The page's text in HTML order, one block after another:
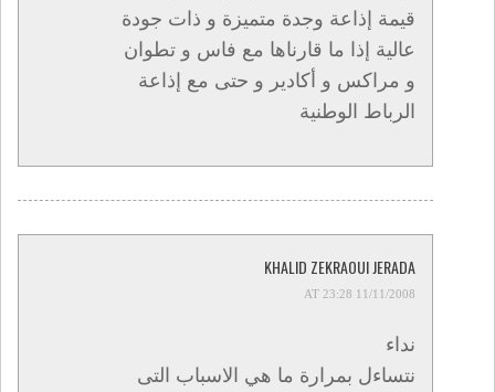
قيمة إذاعة وجدة متميزة و ذات جودة
عالية إذا ما قارناها مع فاس و تطوان
و مراكس و أكادير و حتى مع إذاعة
الرباط الوطنية
KHALID ZEKRAOUI JERADA
11/11/2008 AT 23:28
نداء
نتساءل بمرارة ما هي الاسباب التى